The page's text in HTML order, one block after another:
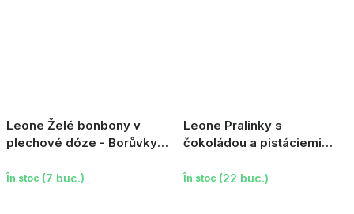
Leone Želé bonbony v
plechové dóze - Borůvky,
În stoc (7 buc.)
Leone Pralinky s
čokoládou a pistáciemi
Cri, 150 g
În stoc (22 buc.)